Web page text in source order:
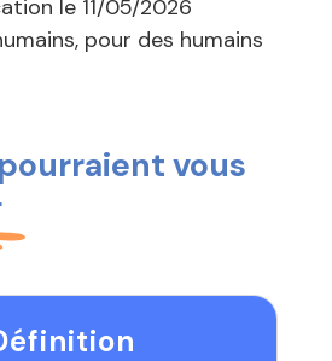
le 11/05/2026
pour des humains
vous